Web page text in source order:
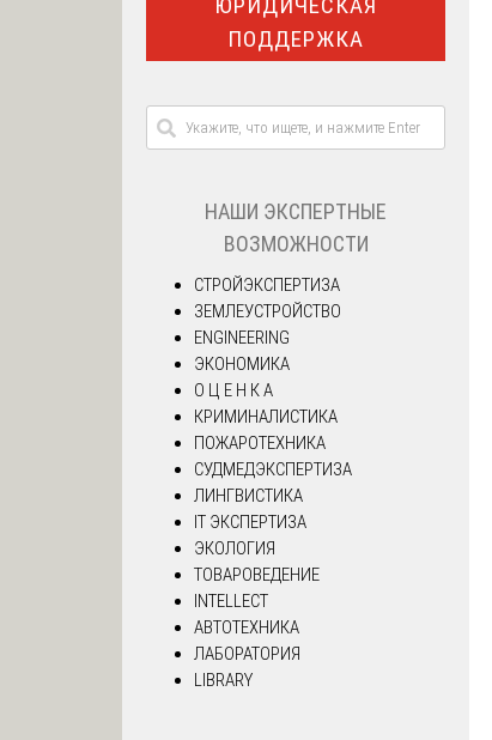
ПОДДЕРЖКА
НАШИ ЭКСПЕРТНЫЕ
ВОЗМОЖНОСТИ
СТРОЙЭКСПЕРТИЗА
ЗЕМЛЕУСТРОЙСТВО
ENGINEERING
ЭКОНОМИКА
О Ц Е Н К А
КРИМИНАЛИСТИКА
ПОЖАРОТЕХНИКА
СУДМЕДЭКСПЕРТИЗА
ЛИНГВИСТИКА
IT ЭКСПЕРТИЗА
ЭКОЛОГИЯ
ТОВАРОВЕДЕНИЕ
INTELLECT
АВТОТЕХНИКА
ЛАБОРАТОРИЯ
LIBRARY